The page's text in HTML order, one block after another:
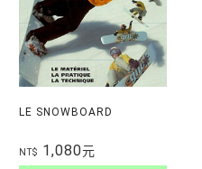
LE SNOWBOARD
NT$ 1,080元